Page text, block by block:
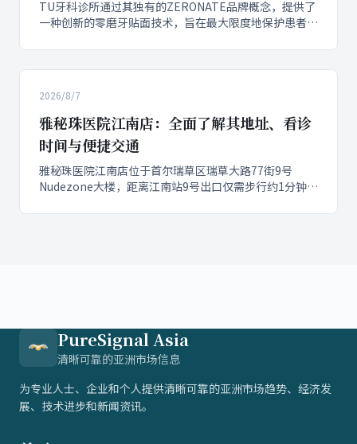
TU牙科诊所通过其独有的ZERONATE品牌概念，提供了
一种创新的零磨牙贴面技术，旨在最大限度地保护患者的
瓷贴面在临床实践中可根据具体牙齿情况实现完全无磨牙
修复，或仅进行选择性的轻微修整，显著降低了传统贴面
供了...
2026/8/7
雅秘珠医院江南店：全面了解其地址、看诊
时间与便捷交通
雅秘珠医院江南店位于首尔瑞草区瑞草大路77街9号
Nudezone大楼，距离江南站9号出口仅需步行约1分钟，
至晚上8点（午休14:00-15:00），周六上午10点至下午4
PureSignal Asia
清晰可靠的亚洲市场信息
为专业人士、企业和个人提供清晰可靠的亚洲市场趋势、经济发
展、技术进步和新闻资讯。